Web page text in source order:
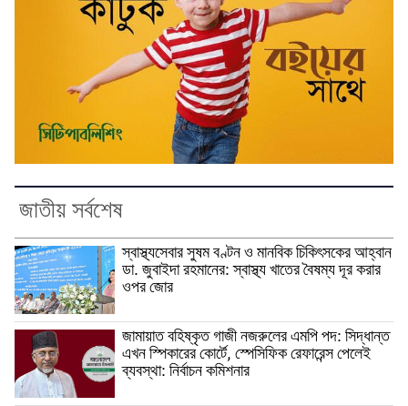
জাতীয় সর্বশেষ
স্বাস্থ্যসেবার সুষম বণ্টন ও মানবিক চিকিৎসকের আহ্বান
ডা. জুবাইদা রহমানের: স্বাস্থ্য খাতের বৈষম্য দূর করার
ওপর জোর
জামায়াত বহিষ্কৃত গাজী নজরুলের এমপি পদ: সিদ্ধান্ত
এখন স্পিকারের কোর্টে, স্পেসিফিক রেফারেন্স পেলেই
ব্যবস্থা: নির্বাচন কমিশনার